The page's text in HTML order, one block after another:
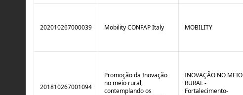
202010267000039 Mobility CONFAP Italy MOBILITY
201810267001094
Promoção da Inovação
no meio rural,
contemplando os
INOVAÇÃO NO MEIO
RURAL -
Fortalecimento-